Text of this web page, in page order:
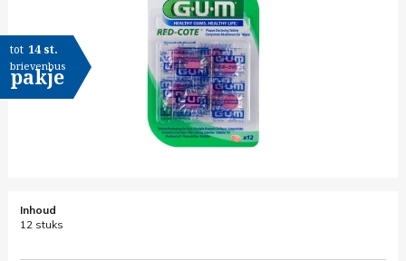
tot 14 st.
brievenbus
pakje
Inhoud
12 stuks